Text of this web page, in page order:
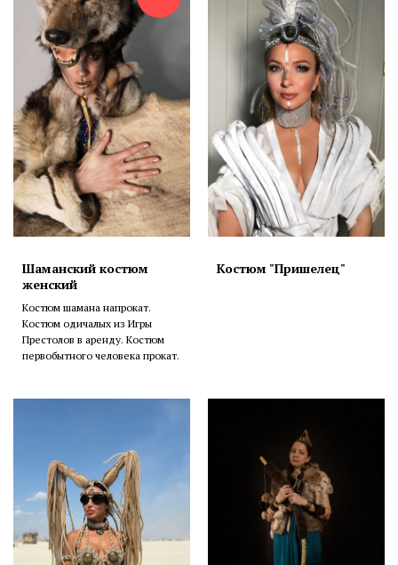
Шаманский костюм
женский
Костюм шамана напрокат.
Костюм одичалых из Игры
Престолов в аренду. Костюм
первобытного человека прокат.
Костюм "Пришелец"